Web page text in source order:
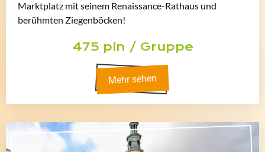
Marktplatz mit seinem Renaissance-Rathaus und
berühmten Ziegenböcken!
475 pln / Gruppe
Mehr sehen